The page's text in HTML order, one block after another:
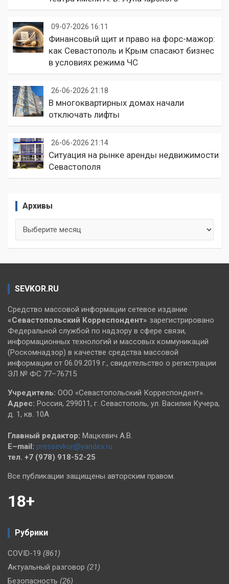
09-07-2026 16:11
Финансовый щит и право на форс-мажор:
как Севастополь и Крым спасают бизнес
в условиях режима ЧС
26-06-2026 21:18
В многоквартирных домах начали
отключать лифты
26-06-2026 21:14
Ситуация на рынке аренды недвижимости
Севастополя
Архивы
SEVKOR.RU
Средство массовой информации сетевое издание
«Севастопольский Корреспондент» зарегистрировано
Федеральной службой по надзору в сфере связи,
информационных технологий и массовых коммуникаций
(Роскомнадзор) в качестве средства массовой
информации от 06.09.2019 г., свидетельство о регистрации
ЭЛ № ФС 77–76715
Учредитель: ООО «Севастопольский Корреспондент».
Адрес: Россия, 299011, г. Севастополь, ул. Василия Кучера,
д. 1, кв. 10А
Главный редактор: Мацкевич А.В.
E–mail: pressevkor@yandex.ru
тел. +7 (978) 918-52-25
Все публикации защищены авторским правом.
18+
Рубрики
COVID-19 (861)
Актуальный разговор (21)
Безопасность (26)